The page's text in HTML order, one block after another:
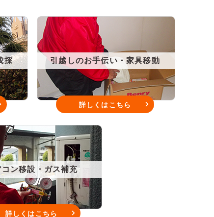
採 引越しのお手伝い・家具移動
詳しくはこちら
コン移設・ガス補充
詳しくはこちら